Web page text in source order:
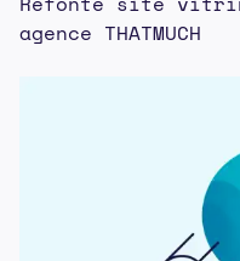
agence THATMUCH